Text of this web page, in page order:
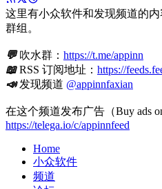
这里有小众软件和发现频道的
群组。
💬吹水群： https://t.me/appinn
📖RSS 订阅地址： https://
📣发现频道 @appinnfaxian
在这个频道发布广告（Buy ads
https://telega.io/c/appinnfeed
Home
小众软件
频道